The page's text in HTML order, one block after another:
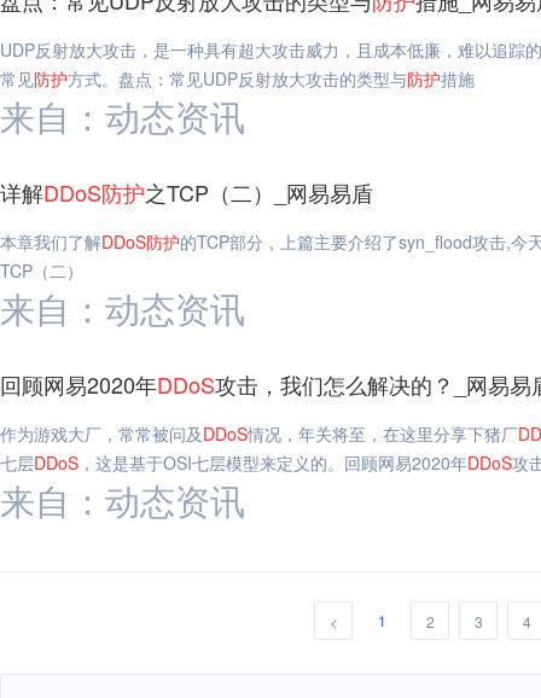
UDP反射放大攻击，是一种具有超大攻击威力，且成本低廉，难以追踪的
常见防护方式。盘点：常见UDP反射放大攻击的类型与防护措施
来自：动态资讯
详解DDoS防护之TCP（二）_网易易盾
本章我们了解DDoS防护的TCP部分，上篇主要介绍了syn_flood攻击,今
TCP（二）
来自：动态资讯
回顾网易2020年DDoS攻击，我们怎么解决的？_网易易
作为游戏大厂，常常被问及DDoS情况，年关将至，在这里分享下猪厂
七层DDoS ，这是基于OSI七层模型来定义的。回顾网易2020年DDoS攻
来自：动态资讯
< 1 2 3 4